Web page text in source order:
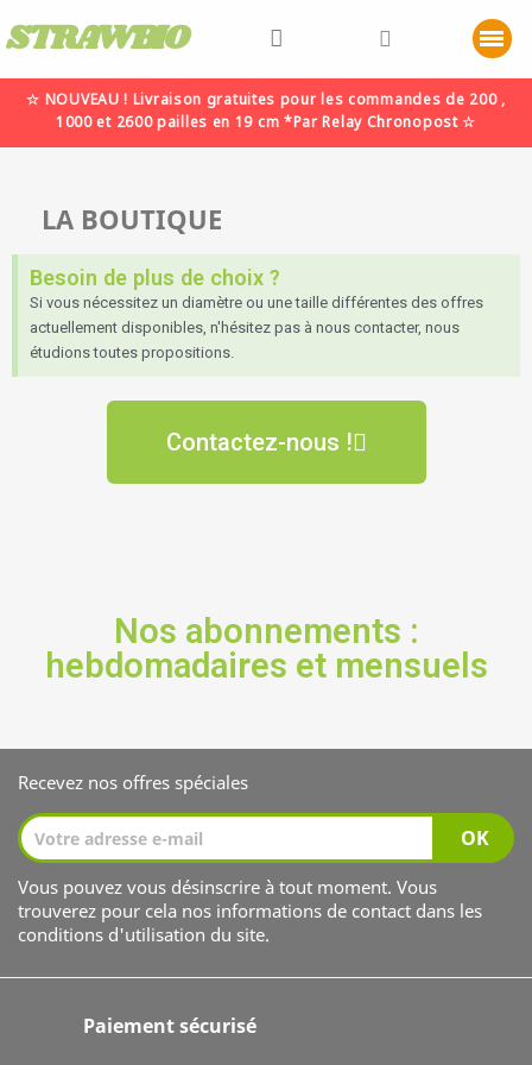
STRAWBIO
☆ NOUVEAU ! Livraison gratuites pour les commandes de 200 ,
1000 et 2600 pailles en 19 cm *Par Relay Chronopost ☆
LA BOUTIQUE
Besoin de plus de choix ?
Si vous nécessitez un diamètre ou une taille différentes des offres
actuellement disponibles, n'hésitez pas à nous contacter, nous
étudions toutes propositions.
Contactez-nous !
Nos abonnements :
hebdomadaires et mensuels
Recevez nos offres spéciales
Vous pouvez vous désinscrire à tout moment. Vous
trouverez pour cela nos informations de contact dans les
conditions d'utilisation du site.
Paiement sécurisé